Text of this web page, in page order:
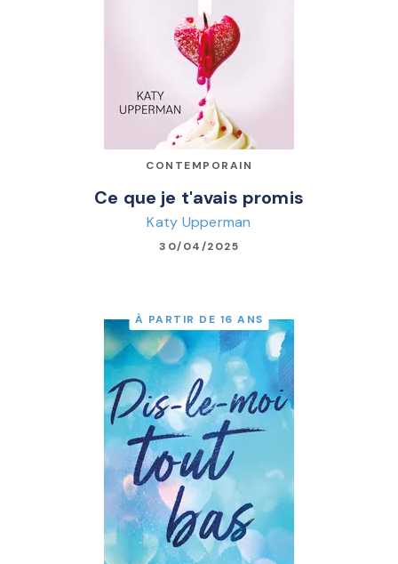
CONTEMPORAIN
Ce que je t'avais promis
Katy Upperman
30/04/2025
À PARTIR DE 16 ANS